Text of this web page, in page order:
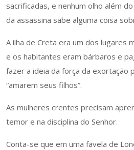
sacrificadas, e nenhum olho além
da assassina sabe alguma coisa
A ilha de Creta era um dos lugares
e os habitantes eram bárbaros e
fazer a ideia da força da exortação
“amarem seus filhos”.
As mulheres crentes precisam
temor e na disciplina do Senhor.
Conta-se que em uma favela de